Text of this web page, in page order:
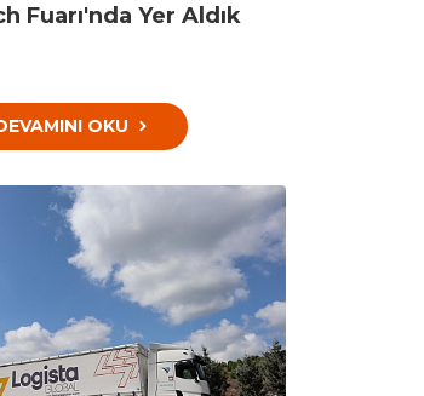
Fuarı'nda Yer Aldık
OKU